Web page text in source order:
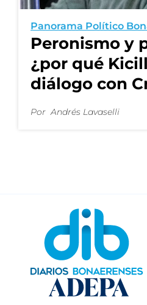
Panorama Político
Peronismo y
¿por qué
diálogo con
Por Andrés Lavaselli